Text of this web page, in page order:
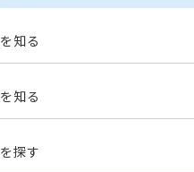
を知る
を知る
を探す